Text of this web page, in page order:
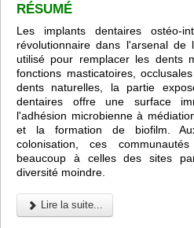
RÉSUMÉ
Les implants dentaires ostéo-
révolutionnaire dans l'arsenal de
utilisé pour remplacer les dents
fonctions masticatoires,
dents naturelles, la partie
dentaires offre une surface
l'adhésion microbienne à
et la formation de biofilm.
colonisation, ces
beaucoup à celles des sites
diversité moindre.
Lire la suite...